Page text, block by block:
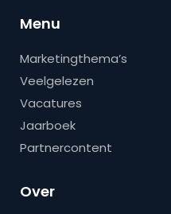
Menu
Marketingthema’s
Veelgelezen
Vacatures
Jaarboek
Partnercontent
Over